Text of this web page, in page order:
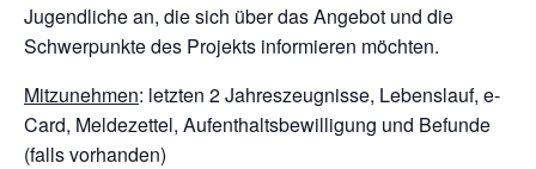
Jugendliche an, die sich über das Angebot und die
Schwerpunkte des Projekts informieren möchten.
Mitzunehmen: letzten 2 Jahreszeugnisse, Lebenslauf, e-
Card, Meldezettel, Aufenthaltsbewilligung und Befunde
(falls vorhanden)